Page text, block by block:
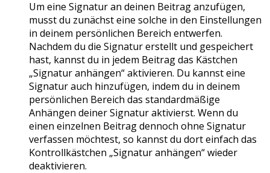
Um eine Signatur an deinen Beitrag anzufügen,
musst du zunächst eine solche in den Einstellungen
in deinem persönlichen Bereich entwerfen.
Nachdem du die Signatur erstellt und gespeichert
hast, kannst du in jedem Beitrag das Kästchen
„Signatur anhängen“ aktivieren. Du kannst eine
Signatur auch hinzufügen, indem du in deinem
persönlichen Bereich das standardmäßige
Anhängen deiner Signatur aktivierst. Wenn du
einen einzelnen Beitrag dennoch ohne Signatur
verfassen möchtest, so kannst du dort einfach das
Kontrollkästchen „Signatur anhängen“ wieder
deaktivieren.